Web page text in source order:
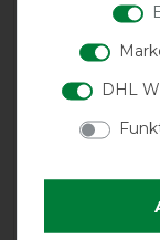
gute Qualität
Pferde DHL